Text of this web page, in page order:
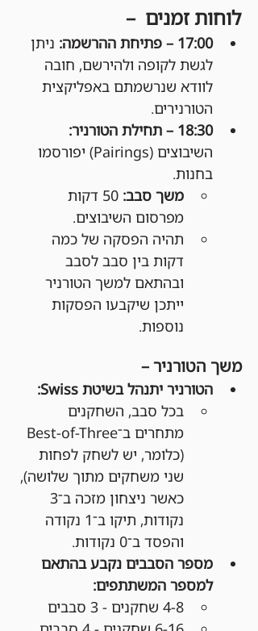
לוחות זמנים  –
17:00 – פתיחת ההרשמה:
ניתן
לגשת לקופה ולהירשם, חובה
לוודא שנרשמתם באפליקצית
הטורנירים.
18:30 – תחילת הטורניר:
השיבוצים (Pairings) יפורסמו
בחנות.
משך סבב:
50 דקות
מפרסום השיבוצים.
תהיה הפסקה של כמה
דקות בין סבב לסבב
ובהתאם למשך הטורניר
ייתכן שיקבעו הפסקות
נוספות.
משך הטורניר –
הטורניר יתנהל בשיטת Swiss:
בכל סבב, השחקנים
(כלומר, יש לשחק לפחות
שני משחקים מתוך שלושה),
נקודות, תיקו ב־1 נקודה
והפסד ב־0 נקודות.
מספר הסבבים נקבע בהתאם
למספר המשתתפים:
4-8 שחקנים - 3 סבבים